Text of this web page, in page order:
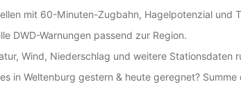
mit 60-Minuten-Zugbahn, Hagelpotenzial und
DWD-Warnungen passend zur Region.
Wind, Niederschlag und weitere Stationsdaten
in Weltenburg gestern & heute geregnet?